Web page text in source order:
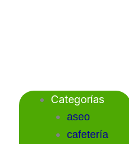
Categorías
aseo
cafetería